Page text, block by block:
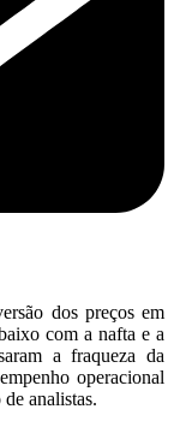
dos preços em
com a nafta e a
a fraqueza da
operacional
analistas.